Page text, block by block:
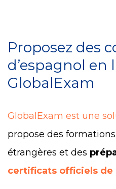
Proposez des
d’espagnol en
GlobalExam
GlobalExam est une
propose des
étrangères et des
certificats officiels de